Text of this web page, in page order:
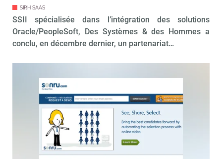
SIRH SAAS
SSII spécialisée dans l’intégration des solutions
Oracle/PeopleSoft, Des Systèmes & des Hommes a
conclu, en décembre dernier, un partenariat…